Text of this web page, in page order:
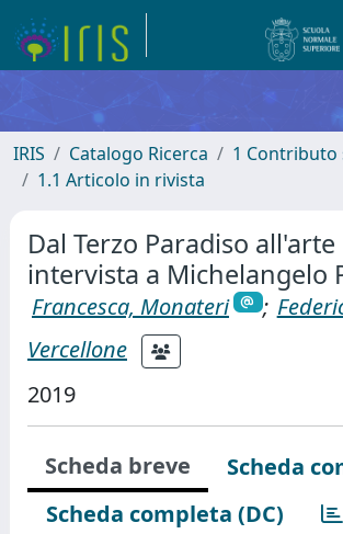
IRIS Catalogo Ricerca
1 Contributo
1.1 Articolo in rivista
Dal Terzo Paradiso
intervista a Michelangelo
Francesca, Monateri ;
Vercellone
2019
Scheda breve
Scheda
Scheda completa (DC)